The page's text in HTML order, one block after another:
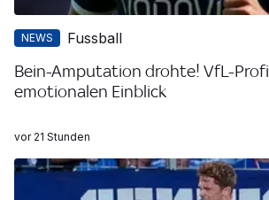
NEWS Fussball
Bein-Amputation drohte! VfL-
emotionalen Einblick
vor 21 Stunden